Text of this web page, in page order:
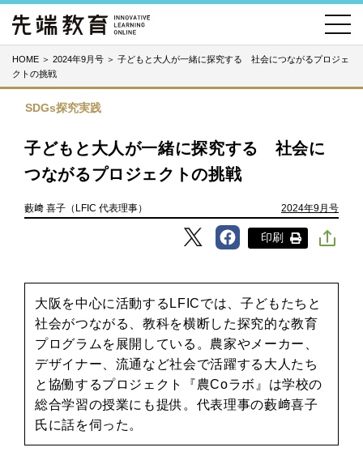
HOME ＞ 2024年9月号 ＞ 子どもと大人が一緒に探究する 社会につながるプロジェ
クトの挑戦
SDGs探究実践
子どもと大人が一緒に探究する 社会に
つながるプロジェクトの挑戦
藪﨑 喜子（LFIC 代表理事） 2024年9月号
印刷
大阪を中心に活動するLFICでは、子どもたちと
社会がつながる、教科を横断した探究的な教育
プログラムを展開している。農家やメーカー、
デザイナー、流通など社会で活躍する大人たち
と協働するプロジェクト『農Coラボ』は学校の
総合学習の授業にも提供。代表理事の藪﨑喜子
氏に話を伺った。